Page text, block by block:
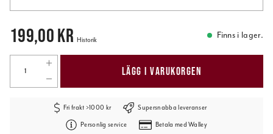
Pris:199,00 kr
199,00 kr Historik Finns i lager.
LÄGG I VARUKORGEN
Fri frakt >1000 kr Supersnabba leveranser
Personlig service Betala med Walley